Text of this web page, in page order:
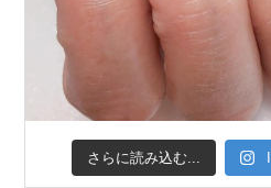
さらに読み込む...